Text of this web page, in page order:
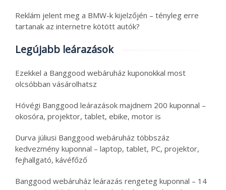
Reklám jelent meg a BMW-k kijelzőjén – tényleg erre
tartanak az internetre kötött autók?
Legújabb leárazások
Ezekkel a Banggood webáruház kuponokkal most
olcsóbban vásárolhatsz
Hóvégi Banggood leárazások majdnem 200 kuponnal –
okosóra, projektor, tablet, ebike, motor is
Durva júliusi Banggood webáruház többszáz
kedvezmény kuponnal – laptop, tablet, PC, projektor,
fejhallgató, kávéfőző
Banggood webáruház leárazás rengeteg kuponnal – 14